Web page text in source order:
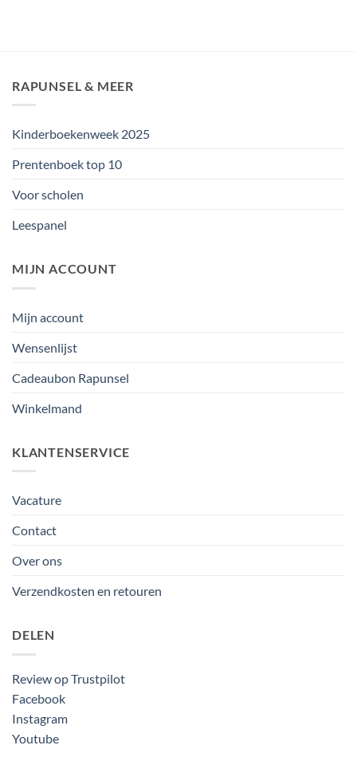
RAPUNSEL & MEER
Kinderboekenweek 2025
Prentenboek top 10
Voor scholen
Leespanel
MIJN ACCOUNT
Mijn account
Wensenlijst
Cadeaubon Rapunsel
Winkelmand
KLANTENSERVICE
Vacature
Contact
Over ons
Verzendkosten en retouren
DELEN
Review op Trustpilot
Facebook
Instagram
Youtube